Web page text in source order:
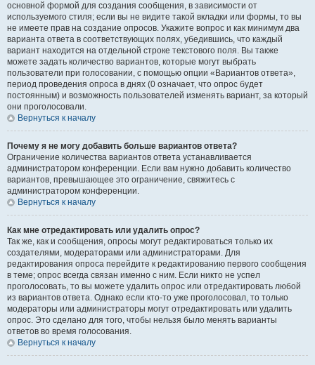
основной формой для создания сообщения, в зависимости от
используемого стиля; если вы не видите такой вкладки или формы, то вы
не имеете прав на создание опросов. Укажите вопрос и как минимум два
варианта ответа в соответствующих полях, убедившись, что каждый
вариант находится на отдельной строке текстового поля. Вы также
можете задать количество вариантов, которые могут выбрать
пользователи при голосовании, с помощью опции «Вариантов ответа»,
период проведения опроса в днях (0 означает, что опрос будет
постоянным) и возможность пользователей изменять вариант, за который
они проголосовали.
Вернуться к началу
Почему я не могу добавить больше вариантов ответа?
Ограничение количества вариантов ответа устанавливается
администратором конференции. Если вам нужно добавить количество
вариантов, превышающее это ограничение, свяжитесь с
администратором конференции.
Вернуться к началу
Как мне отредактировать или удалить опрос?
Так же, как и сообщения, опросы могут редактироваться только их
создателями, модераторами или администраторами. Для
редактирования опроса перейдите к редактированию первого сообщения
в теме; опрос всегда связан именно с ним. Если никто не успел
проголосовать, то вы можете удалить опрос или отредактировать любой
из вариантов ответа. Однако если кто-то уже проголосовал, то только
модераторы или администраторы могут отредактировать или удалить
опрос. Это сделано для того, чтобы нельзя было менять варианты
ответов во время голосования.
Вернуться к началу